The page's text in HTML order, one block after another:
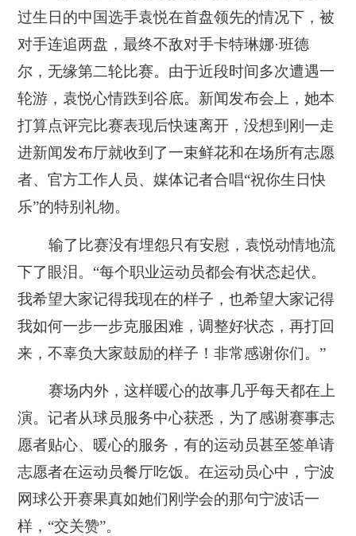
过生日的中国选手袁悦在首盘领先的情况下，被
对手连追两盘，最终不敌对手卡特琳娜·班德
尔，无缘第二轮比赛。由于近段时间多次遭遇一
轮游，袁悦心情跌到谷底。新闻发布会上，她本
打算点评完比赛表现后快速离开，没想到刚一走
进新闻发布厅就收到了一束鲜花和在场所有志愿
者、官方工作人员、媒体记者合唱“祝你生日快
乐”的特别礼物。
输了比赛没有埋怨只有安慰，袁悦动情地流
下了眼泪。“每个职业运动员都会有状态起伏。
我希望大家记得我现在的样子，也希望大家记得
我如何一步一步克服困难，调整好状态，再打回
来，不辜负大家鼓励的样子！非常感谢你们。”
赛场内外，这样暖心的故事几乎每天都在上
演。记者从球员服务中心获悉，为了感谢赛事志
愿者贴心、暖心的服务，有的运动员甚至签单请
志愿者在运动员餐厅吃饭。在运动员心中，宁波
网球公开赛果真如她们刚学会的那句宁波话一
样，“交关赞”。